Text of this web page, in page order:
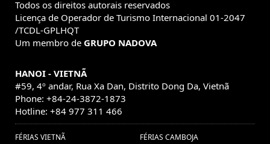
Todos os direitos autorais reservados
Licença de Operador de Turismo Internacional 01-2047
/TCDL-GPLHQT
Um membro de GRUPO NADOVA
HANOI - VIETNÃ
#59, 4º andar, Rua Xa Dan, Distrito Dong Da, Vietnã
Phone: +84-24-3872-1873
Hotline: +84 977 311 466
FÉRIAS VIETNÃ
FÉRIAS CAMBOJA